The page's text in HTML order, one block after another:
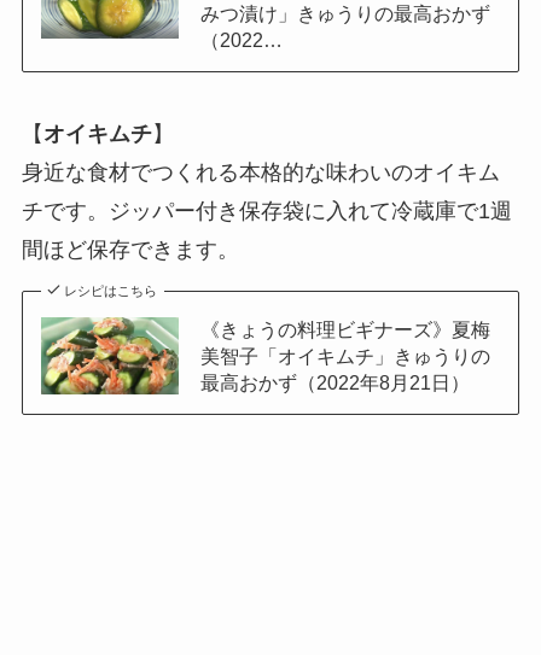
みつ漬け」きゅうりの最高おかず
（2022…
【 オイキムチ】
身近な食材でつくれる本格的な味わいのオイキム
チです。ジッパー付き保存袋に入れて冷蔵庫で1週
間ほど保存できます。
レシピはこちら
《きょうの料理ビギナーズ》夏梅
美智子「オイキムチ」きゅうりの
最高おかず（2022年8月21日）